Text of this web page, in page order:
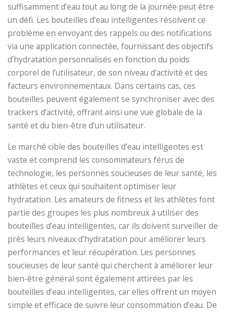
suffisamment d’eau tout au long de la journée peut être
un défi. Les bouteilles d’eau intelligentes résolvent ce
problème en envoyant des rappels ou des notifications
via une application connectée, fournissant des objectifs
d’hydratation personnalisés en fonction du poids
corporel de l’utilisateur, de son niveau d’activité et des
facteurs environnementaux. Dans certains cas, ces
bouteilles peuvent également se synchroniser avec des
trackers d’activité, offrant ainsi une vue globale de la
santé et du bien-être d’un utilisateur.
Le marché cible des bouteilles d’eau intelligentes est
vaste et comprend les consommateurs férus de
technologie, les personnes soucieuses de leur santé, les
athlètes et ceux qui souhaitent optimiser leur
hydratation. Les amateurs de fitness et les athlètes font
partie des groupes les plus nombreux à utiliser des
bouteilles d’eau intelligentes, car ils doivent surveiller de
près leurs niveaux d’hydratation pour améliorer leurs
performances et leur récupération. Les personnes
soucieuses de leur santé qui cherchent à améliorer leur
bien-être général sont également attirées par les
bouteilles d’eau intelligentes, car elles offrent un moyen
simple et efficace de suivre leur consommation d’eau. De